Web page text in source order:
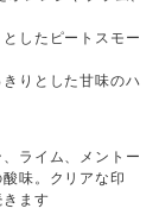
したピートスモー
りとした甘味のハ
ライム、メントー
味。クリアな印
ます